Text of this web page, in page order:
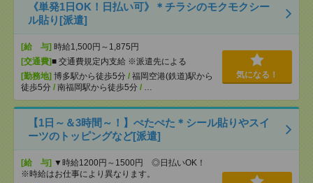
《単発1日OK！日払い可》＊チラシのモクモクシー
ル貼り[派遣]
[給 与] 時給1,500円～1,875円
[交通費]■ 交通費規定内支給 ※派遣先による
[勤務地] 博多駅から徒歩5分 / 福岡空港(鉄道)駅から
徒歩5分 / 南福岡駅から徒歩5分 / …
気になる！
【1日～＆3時間～！】ぺたぺた＊シール貼りやスイ
ーツのトッピングなど[派遣]
[給 与] ▼時給1200円～1500円 ◎日払いOK！
※時給はお仕事により異なります。